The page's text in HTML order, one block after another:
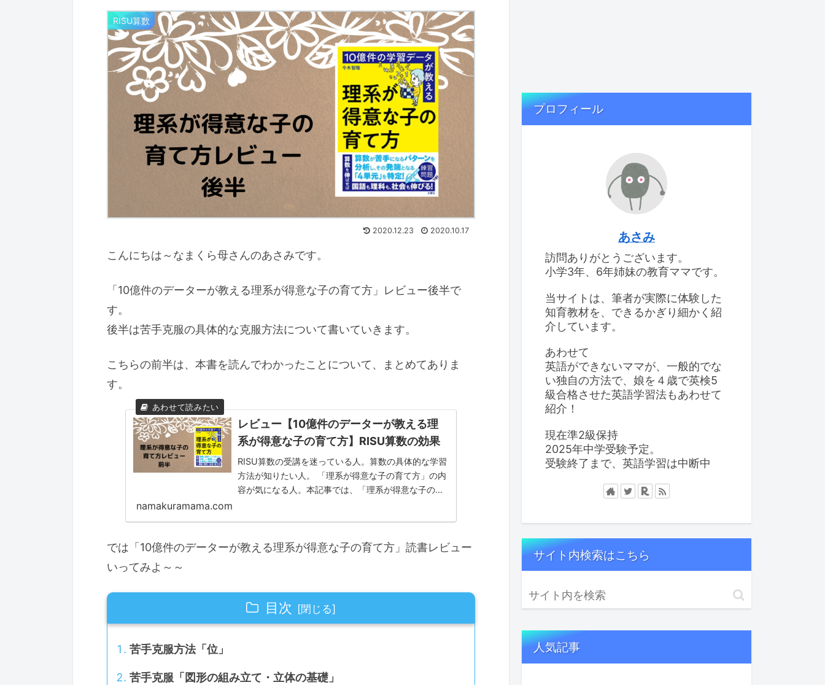
RISU算数
2020.12.23 2020.10.17
こんにちは～なまくら母さんのあさみです。
「10億件のデーターが教える理系が得意な子の育て方」レビュー後半で
す。
後半は苦手克服の具体的な克服方法について書いていきます。
こちらの前半は、本書を読んでわかったことについて、まとめてありま
す。
レビュー【10億件のデーターが教える理
系が得意な子の育て方】RISU算数の効果
RISU算数の受講を迷っている人。算数の具体的な学習
方法が知りたい人。 「理系が得意な子の育て方」の内
容が気になる人。本記事では、「理系が得意な子の育
namakuramama.com
では「10億件のデーターが教える理系が得意な子の育て方」読書レビュー
いってみよ～～
目次
苦手克服方法「位」
苦手克服「図形の組み立て・立体の基礎」
プロフィール
あさみ
訪問ありがとうございます。
小学3年、6年姉妹の教育ママです。
当サイトは、筆者が実際に体験した
知育教材を、できるかぎり細かく紹
介しています。
あわせて
英語ができないママが、一般的でな
い独自の方法で、娘を４歳で英検5
級合格させた英語学習法もあわせて
紹介！
現在準2級保持
2025年中学受験予定。
受験終了まで、英語学習は中断中
サイト内検索はこちら
人気記事